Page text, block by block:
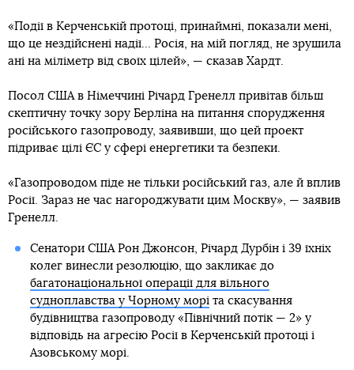
«Події в Керченській протоці, принаймні, показали мені,
що це нездійснені надії... Росія, на мій погляд, не зрушила
ані на міліметр від своїх цілей», — сказав Хардт.
Посол США в Німеччині Річард Гренелл привітав більш
скептичну точку зору Берліна на питання спорудження
російського газопроводу, заявивши, що цей проект
підриває цілі ЄС у сфері енергетики та безпеки.
«Газопроводом піде не тільки російський газ, але й вплив
Росії. Зараз не час нагороджувати цим Москву», — заявив
Гренелл.
Сенатори США Рон Джонсон, Річард Дурбін і 39 їхніх
колег винесли резолюцію, що закликає до
багатонаціональної операції для вільного
судноплавства у Чорному моріта скасування
будівництва газопроводу «Північний потік — 2» у
відповідь на агресію Росії в Керченській протоці і
Азовському морі.